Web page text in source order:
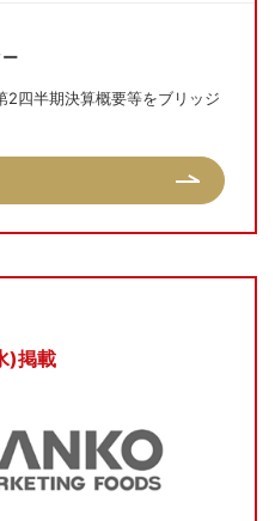
四半期決算概要等をブリッジ
)掲載